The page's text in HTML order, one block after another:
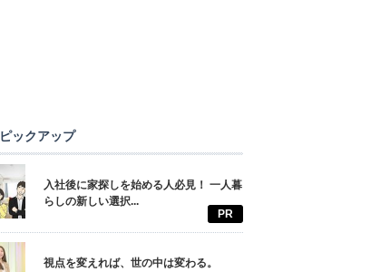
ピックアップ
入社後に家探しを始める人必見！ 一人暮
らしの新しい選択...
PR
視点を変えれば、世の中は変わる。